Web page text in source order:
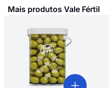
Mais produtos Vale Fértil